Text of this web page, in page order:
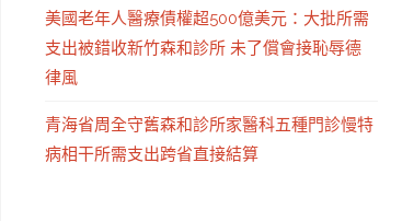
美國老年人醫療債權超500億美元：大批所需
支出被錯收新竹森和診所 未了償會接恥辱德
律風
青海省周全守舊森和診所家醫科五種門診慢特
病相干所需支出跨省直接結算